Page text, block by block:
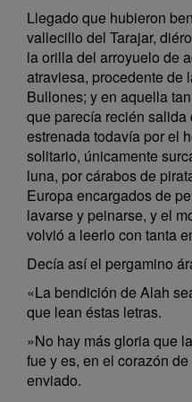
Llegado que hubieron
vallecillo del Tarajar,
la orilla del arroyuelo de
atraviesa, procedente
Bullones; y en aquella
que parecía recién
estrenada todavía por el
solitario, únicamente
luna, por cárabos de
Europa encargados de
lavarse y peinarse, y el
volvió a leerlo con tanta
Decía así el pergamino
«La bendición de Alah
que lean éstas letras.
»No hay más gloria que
fue y es, en el corazón
enviado.